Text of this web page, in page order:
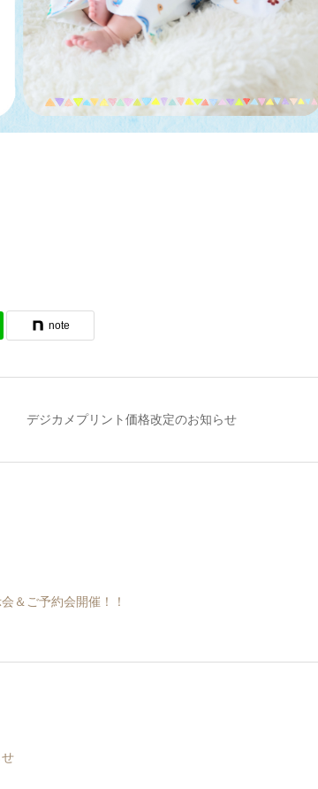
note
デジカメプリント価格改定のお知らせ
＆ご予約会開催！！